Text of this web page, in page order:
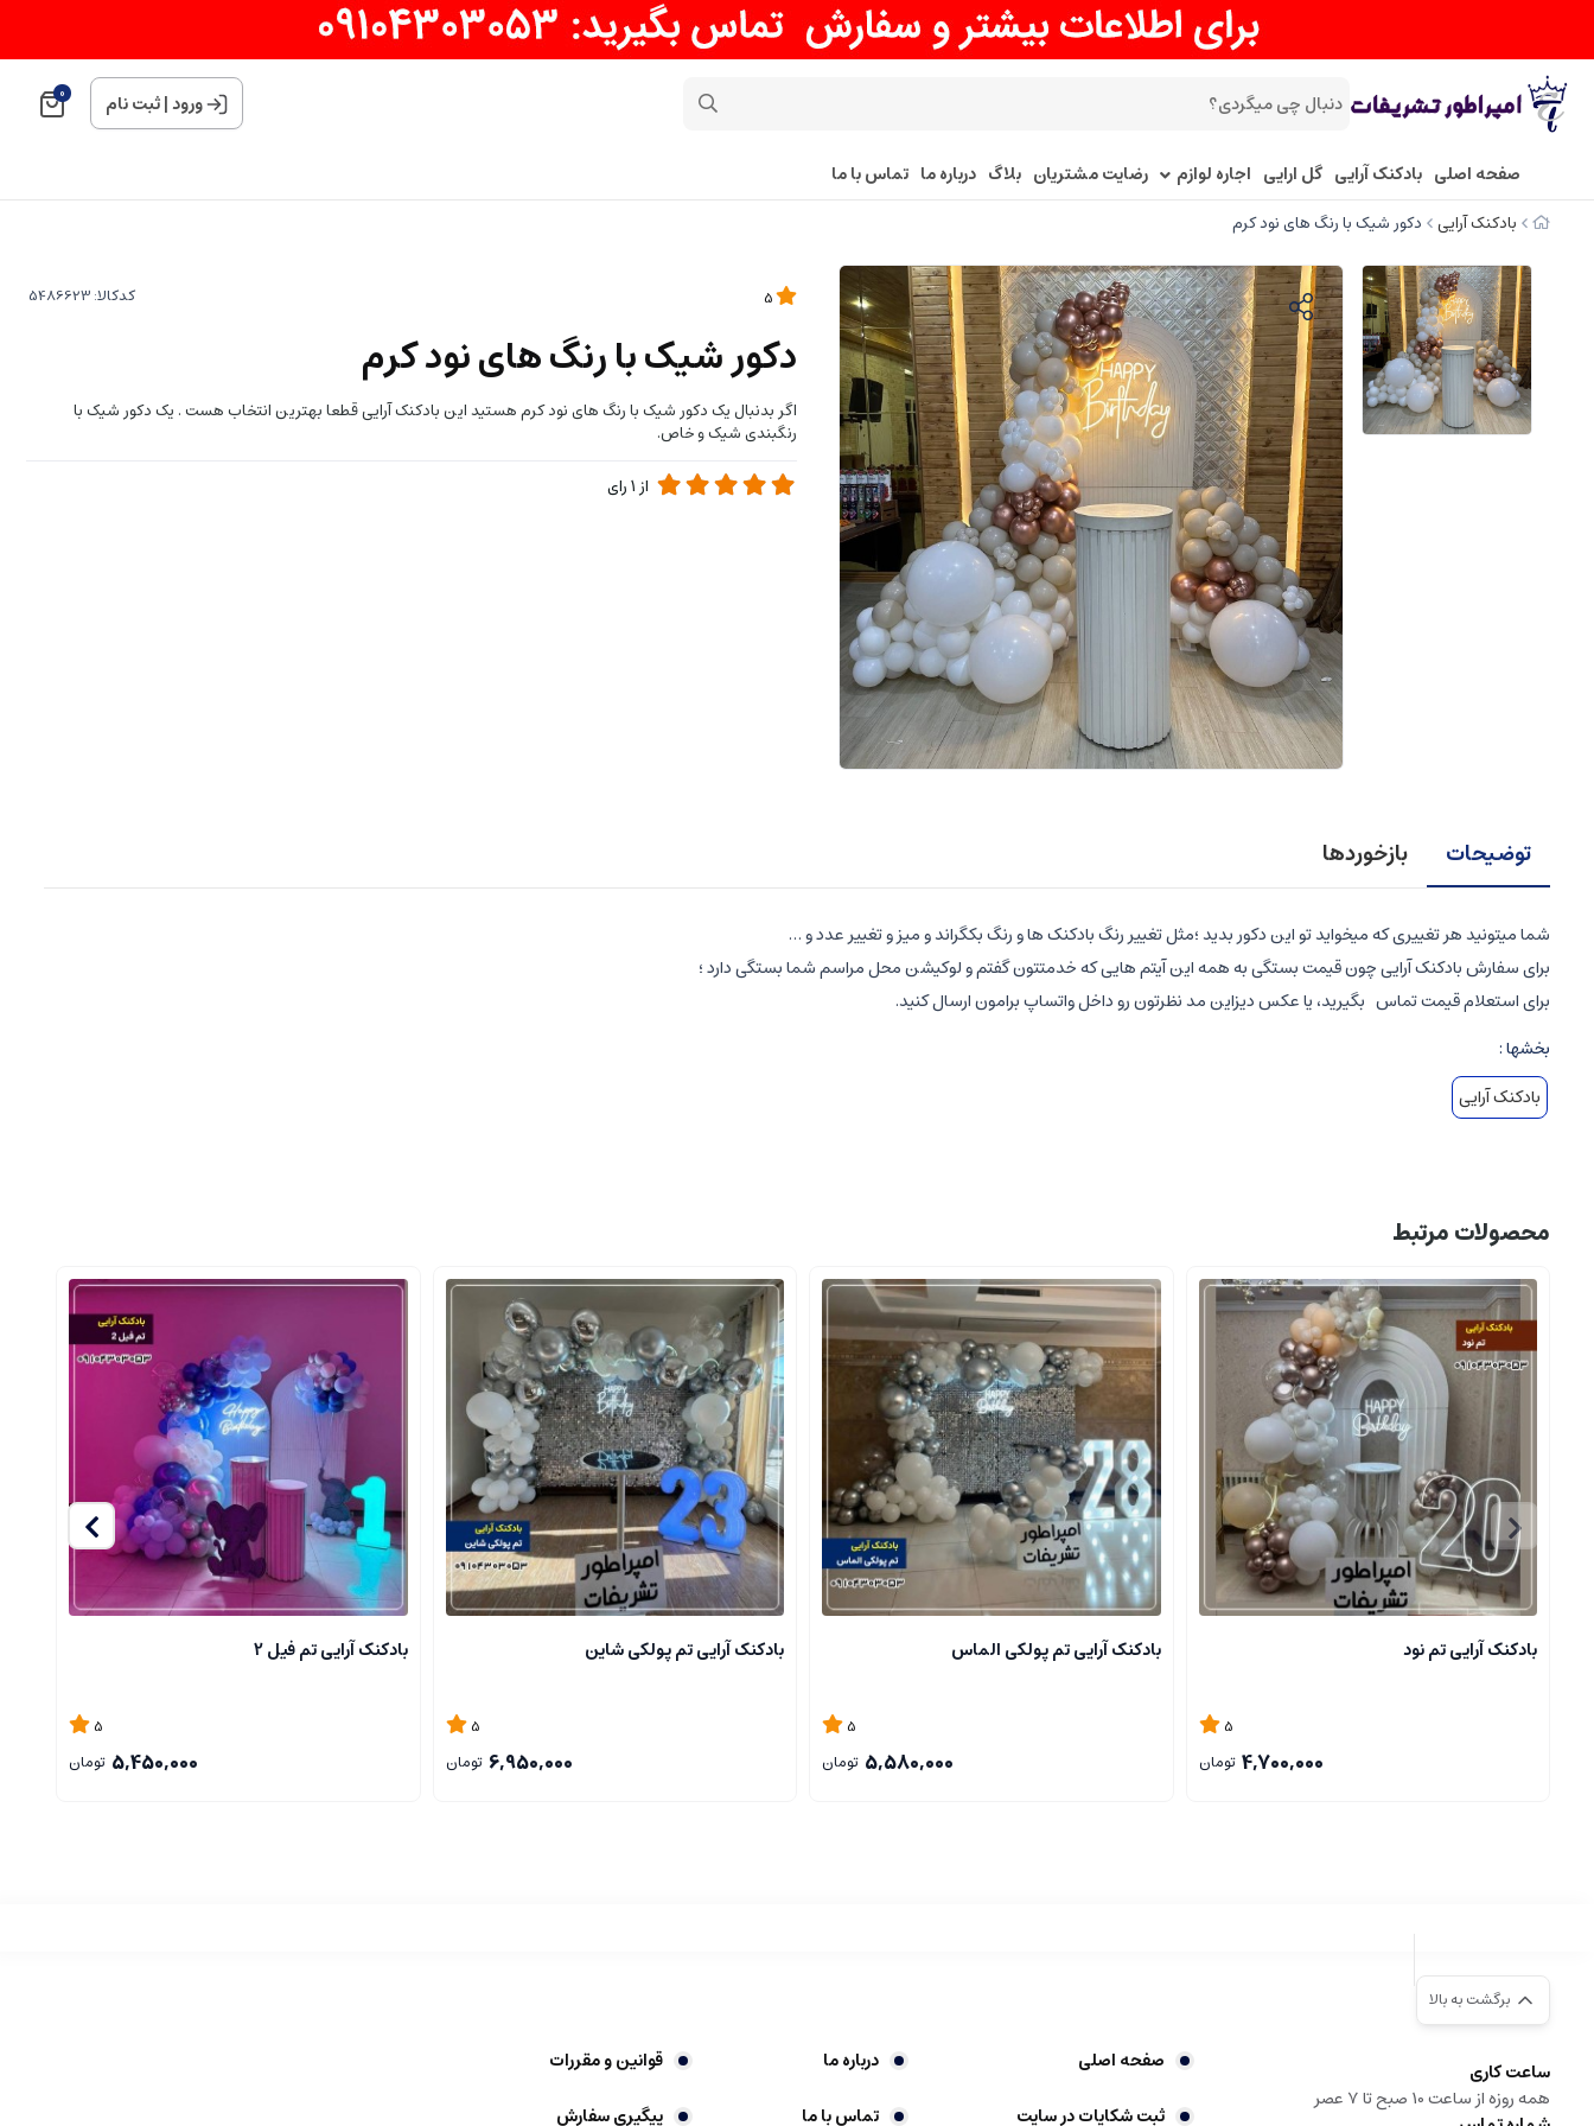
ورود|ثبت نام 0
صفحه اصلی بادکنک آرایی گل ارایی اجاره لوازم رضایت مشتریان بلاگ درباره ما تماس با ما
بادکنک آرایی دکور شیک با رنگ های نود کرم
کدکالا:
دکور شیک با رنگ های نود کرم
اگر بدنبال یک دکور شیک با رنگ های نود کرم هستید این بادکنک آرایی قطعا بهترین انتخاب هست . یک دکور شیک با
رنگبندی شیک و خاص.
از1رای
توضیحات بازخوردها
شما میتونید هر تغییری که میخواید تو این دکور بدید ؛مثل تغییر رنگ بادکنک ها و رنگ بکگراند و میز و تغییر عدد و …
برای سفارش بادکنک آرایی چون قیمت بستگی به همه این آیتم هایی که خدمتتون گفتم و لوکیشن محل مراسم شما بستگی دارد ؛
برای استعلام قیمت تماس بگیرید، یا عکس دیزاین مد نظرتون رو داخل واتساپ برامون ارسال کنید.
بخشها :
بادکنک آرایی
محصولات مرتبط
بادکنک آرایی تم نود
5
4,700,000 تومان
بادکنک آرایی تم پولکی الماس
5
5,580,000 تومان
بادکنک آرایی تم پولکی شاین
5
6,950,000 تومان
بادکنک آرایی تم فیل 2
5
5,450,000 تومان
برگشت به بالا
ساعت کاری
همه روزه از ساعت 10 صبح تا 7 عصر
صفحه اصلی درباره ما
قوانین و مقررات
ثبت شکایات در سایت
تماس با ما پیگیری سفارش